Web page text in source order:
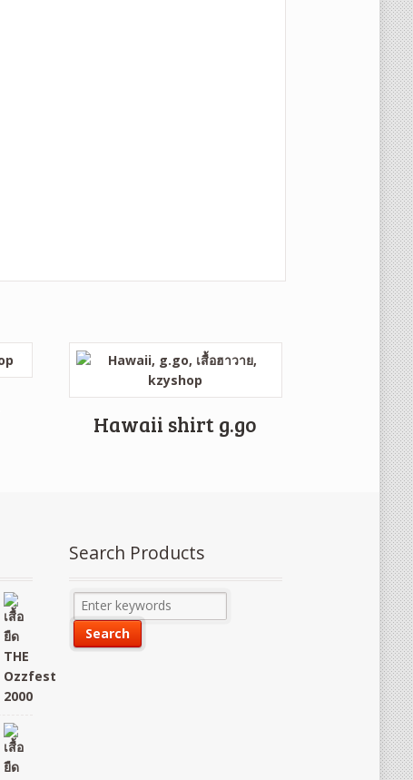
Hawaii shirt g.go
Search Products